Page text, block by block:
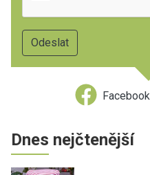
Facebook
Dnes nejčtenější